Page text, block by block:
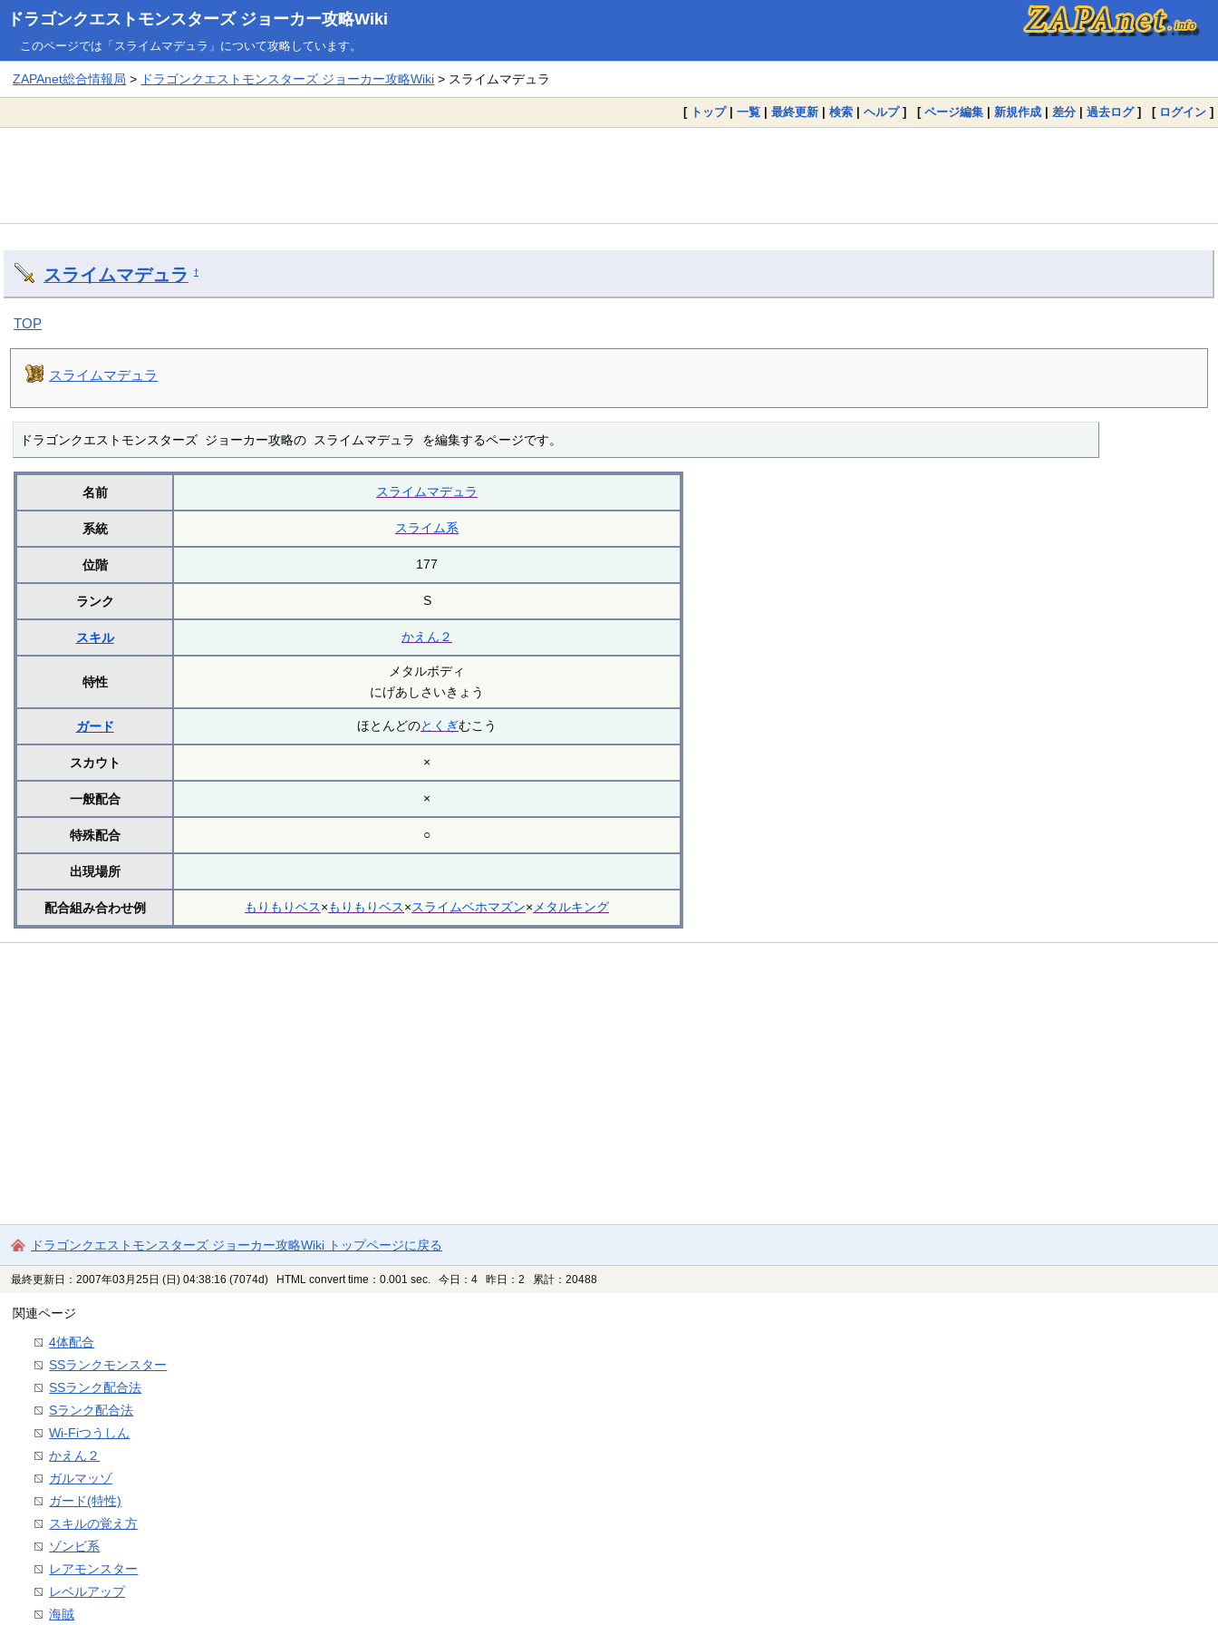
ドラゴンクエストモンスターズ ジョーカー攻略Wiki
このページでは「スライムマデュラ」について攻略しています。
ZAPAnet総合情報局 > ドラゴンクエストモンスターズ ジョーカー攻略Wiki > スライムマデュラ
[ トップ| 一覧 | 最終更新 | 検索 | ヘルプ] [ ページ編集 | 新規作成 | 差分 | 過去ログ] [ ログイン ]
スライムマデュラ †
TOP
スライムマデュラ
ドラゴンクエストモンスターズ ジョーカー攻略の スライムマデュラ を編集するページです。
名前 スライムマデュラ
系統 スライム系
位階 177
ランク S
スキル かえん２
特性
メタルボディ
にげあしさいきょう
ガード ほとんどのとくぎむこう
スカウト ×
一般配合 ×
特殊配合 ○
出現場所
配合組み合わせ例 もりもりベス×もりもりベス×スライムベホマズン×メタルキング
ドラゴンクエストモンスターズ ジョーカー攻略Wiki トップページに戻る
最終更新日：2007年03月25日 (日) 04:38:16 (7074d) HTML convert time：0.001 sec. 今日：4 昨日：2 累計：20488
関連ページ
4体配合
SSランクモンスター
SSランク配合法
Sランク配合法
Wi-Fiつうしん
かえん２
ガルマッゾ
ガード(特性)
スキルの覚え方
ゾンビ系
レアモンスター
レベルアップ
海賊